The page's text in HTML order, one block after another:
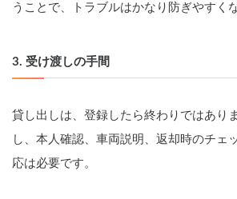
うことで、トラブルはかなり防ぎやすく
3. 受け渡しの手間
貸し出しは、登録したら終わりではあり
し、本人確認、車両説明、返却時のチェ
応は必要です。